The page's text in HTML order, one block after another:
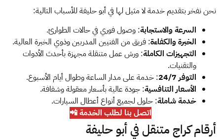
نحن نفخر بتقديم خدمة لا مثيل لها في أبو حليفة للأسباب التالية:
السرعة والاستجابة: وصول فوري في حالات الطوارئ.
الخبرة والكفاءة: فريق من الفنيين المدربين وذوي الخبرة العالية.
التجهيزات الكاملة: ورش عمل متنقلة مجهزة بأحدث الأدوات
والتقنيات.
التوفر 24/7
: خدمة على مدار الساعة وطوال أيام الأسبوع.
الأسعار التنافسية: جودة عالية بأسعار معقولة وشفافة.
خدمة شاملة: حلول لجميع أنواع أعطال السيارات.
اتصل بنا لطلب الخدمة 📲
أرقام كراج متنقل في أبو حليفة